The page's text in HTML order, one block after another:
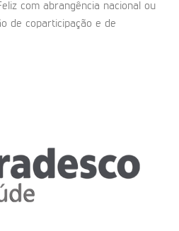
com abrangência nacional ou
de coparticipação e de